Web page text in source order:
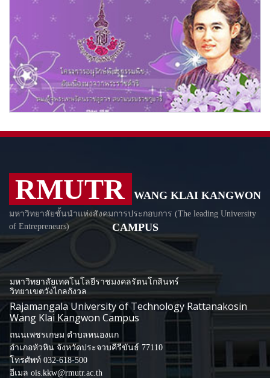
RMUTR WANG KLAI KANGWON
CAMPUS
มหาวิทยาลัยชั้นนำแห่งสังคมการประกอบการ (The leading University
of Entrepreneurs)
มหาวิทยาลัยเทคโนโลยีราชมงคลรัตนโกสินทร์
วิทยาเขตวังไกลกังวล
Rajamangala University of Technology Rattanakosin
Wang Klai Kangwon Campus
ถนนเพชรเกษม ตำบลหนองแก
อำเภอหัวหิน จังหวัดประจวบคีรีขันธ์ 77110
โทรศัพท์ 032-618-500
อีเมล ois.kkw@rmutr.ac.th